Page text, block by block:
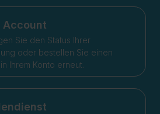
Account
Sie den Status Ihrer
oder bestellen Sie einen
Ihrem Konto erneut.